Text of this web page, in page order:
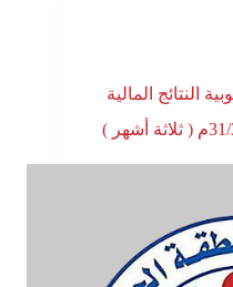
النتائج المالية